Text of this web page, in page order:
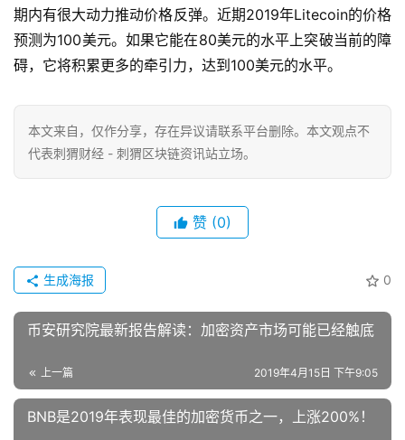
期内有很大动力推动价格反弹。近期2019年Litecoin的价格
预测为100美元。如果它能在80美元的水平上突破当前的障
碍，它将积累更多的牵引力，达到100美元的水平。
本文来自 ，仅作分享，存在异议请联系平台删除。本文观点不
代表刺猬财经 - 刺猬区块链资讯站立场。
赞 (0)
0
生成海报
币安研究院最新报告解读：加密资产市场可能已经触底
上一篇 2019年4月15日 下午9:05
BNB是2019年表现最佳的加密货币之一，上涨200%！